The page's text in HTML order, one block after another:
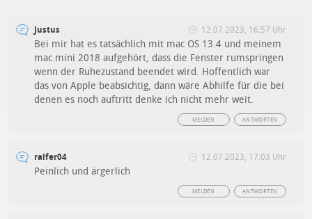
Justus 12.07.2023, 16:57 Uhr
Bei mir hat es tatsächlich mit mac OS 13.4 und meinem
mac mini 2018 aufgehört, dass die Fenster rumspringen
wenn der Ruhezustand beendet wird. Hoffentlich war
das von Apple beabsichtig, dann wäre Abhilfe für die bei
denen es noch auftritt denke ich nicht mehr weit.
ANTWORTEN
MELDEN
ralfer04 12.07.2023, 17:03 Uhr
Peinlich und ärgerlich
ANTWORTEN
MELDEN